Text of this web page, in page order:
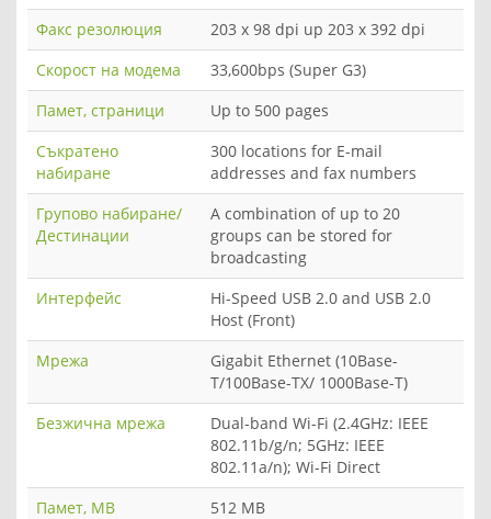
Факс резолюция
203 x 98 dpi up 203 x 392 dpi
Скорост на модема
33,600bps (Super G3)
Памет, страници
Up to 500 pages
Съкратено
набиране
300 locations for E-mail
addresses and fax numbers
Групово набиране/
Дестинации
A combination of up to 20
groups can be stored for
broadcasting
Интерфейс
Hi-Speed USB 2.0 and USB 2.0
Host (Front)
Мрежа
Gigabit Ethernet (10Base-
T/100Base-TX/ 1000Base-T)
Безжична мрежа
Dual-band Wi-Fi (2.4GHz: IEEE
802.11b/g/n; 5GHz: IEEE
802.11a/n); Wi-Fi Direct
Памет, MB
512 MB